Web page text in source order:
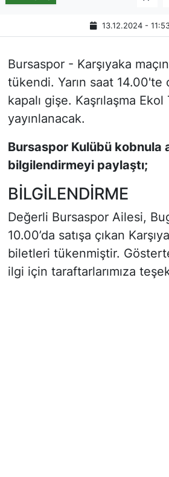
13.12.2024 -
Bursaspor - Karşıyaka
tükendi. Yarın saat 14.00'te
kapalı gişe. Kaşrılaşma
yayınlanacak.
Bursaspor Kulübü kobnula
bilgilendirmeyi paylaştı;
BİLGİLENDİRME
Değerli Bursaspor Ailesi,
10.00’da satışa çıkan
biletleri tükenmiştir.
ilgi için taraftarlarımıza